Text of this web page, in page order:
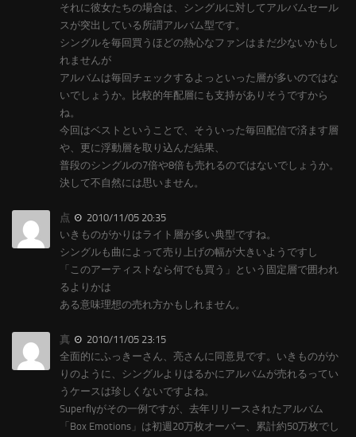
それに彼女たちの場合は、シングルに対してアルバムセール
スが突出している所謂アルバム型です。
シングルを毎回買うほどの熱心なファンはまだ少ないかもし
れませんが
アルバムは毎回チェックするよっといった層が多いのではな
いでしょうか。比較的年配層にも支持がありそうですから
ね。
今回はベストということで、そういった毎回配信で済ます層
や、更に浮動層を取り込んだ結果、
普段のシングルの7倍や8倍も売れるのではないでしょうか。
決して不自然には思いません。
点
2010/11/05 20:35
いきものがかりはライト層が多い典型ですね。
シングルも曲によって売り上げの幅が大きいようですし
「このアーティストなら何でも買う」という固定層で囲われ
るよりかは
ある意味理想の売れ方かもしれません。
真
2010/11/05 23:15
全面的にふっきーさん、亮さんに同意見です。いきものがか
りのように、シングルよりはるかにアルバムが売れるってい
うケースは珍しくないですよね。
Superflyがその一例ですが、去年リリースされたアルバム
「Box Emotions」は初週20万枚オーバー、累計約50万枚でし